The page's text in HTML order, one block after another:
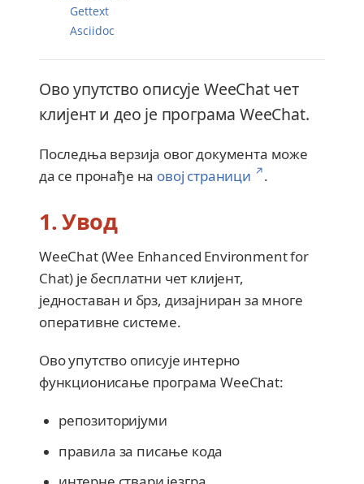
Gettext
Asciidoc
Ово упутство описује WeeChat чет
клијент и део је програма WeeChat.
Последња верзија овог документа може
да се пронађе на овој страници ↗.
1. Увод
WeeChat (Wee Enhanced Environment for
Chat) је бесплатни чет клијент,
једноставан и брз, дизајниран за многе
оперативне системе.
Ово упутство описује интерно
функционисање програма WeeChat:
репозиторијуми
правила за писање кода